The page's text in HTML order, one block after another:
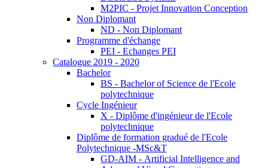
M2PIC - Projet Innovation Conception
Non Diplomant
ND - Non Diplomant
Programme d'échange
PEI - Echanges PEI
Catalogue 2019 - 2020
Bachelor
BS - Bachelor of Science de l'Ecole
polytechnique
Cycle Ingénieur
X - Diplôme d'ingénieur de l'Ecole
polytechnique
Diplôme de formation gradué de l'Ecole
Polytechnique -MSc&T
GD-AIM - Artificial Intelligence and